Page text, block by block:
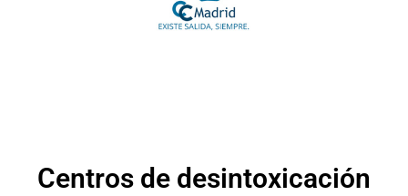
Centros de desintoxicación